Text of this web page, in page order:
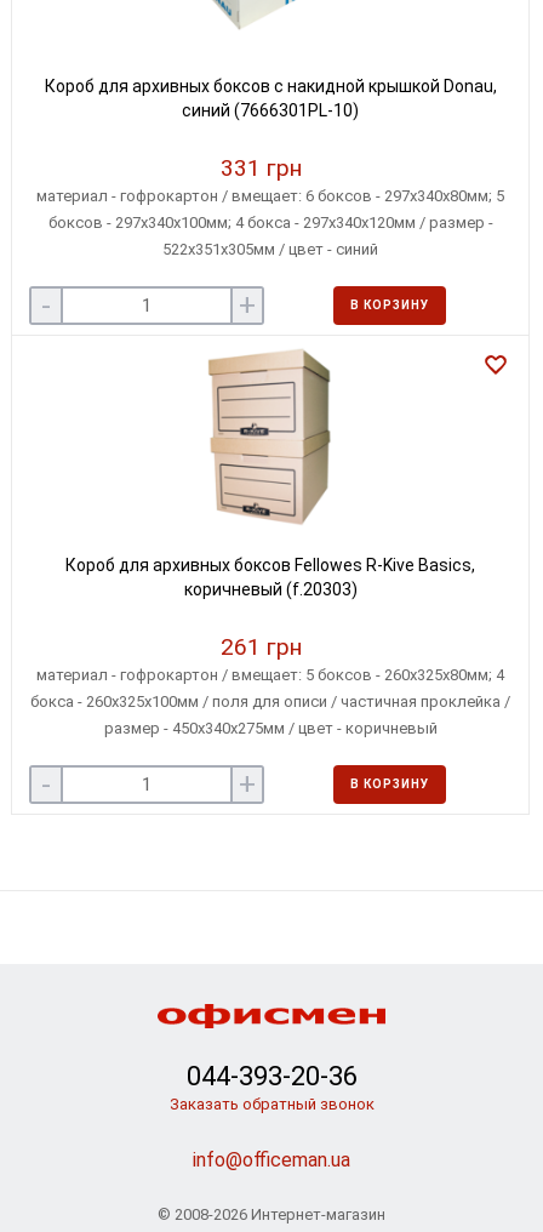
Короб для архивных боксов с накидной крышкой Donau,
синий (7666301PL-10)
331 грн
материал - гофрокартон / вмещает: 6 боксов - 297х340х80мм; 5
боксов - 297х340х100мм; 4 бокса - 297х340х120мм / размер -
522х351х305мм / цвет - синий
- + В КОРЗИНУ
Короб для архивных боксов Fellowes R-Kive Basics,
коричневый (f.20303)
261 грн
материал - гофрокартон / вмещает: 5 боксов - 260х325х80мм; 4
бокса - 260х325х100мм / поля для описи / частичная проклейка /
размер - 450х340х275мм / цвет - коричневый
- + В КОРЗИНУ
044-393-20-36
Заказать обратный звонок
info@officeman.ua
© 2008-2026 Интернет-магазин